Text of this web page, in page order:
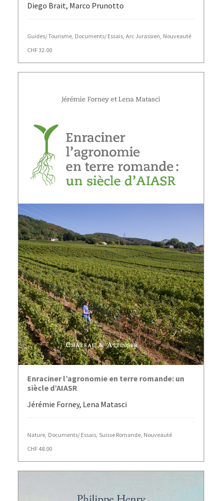
Diego Brait, Marco Prunotto
Guides/ Tourisme, Documents/ Essais, Arc Jurassien, Nouveauté
CHF32.00
AJOUTER AU PANIER
Enraciner l’agronomie en terre romande: un
siècle d’AIASR
Jérémie Forney, Lena Matasci
Nature, Documents/ Essais, Suisse Romande, Nouveauté
CHF48.00